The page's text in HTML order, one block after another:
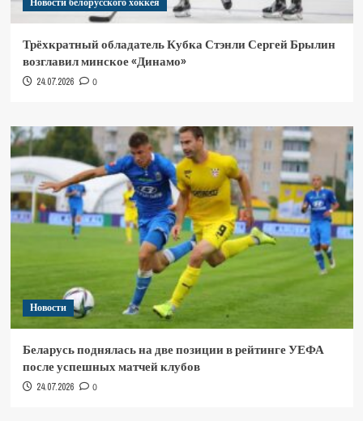
Новости белорусского хоккея
Трёхкратный обладатель Кубка Стэнли Сергей Брылин
возглавил минское «Динамо»
24.07.2026 0
Новости
Беларусь поднялась на две позиции в рейтинге УЕФА
после успешных матчей клубов
24.07.2026 0